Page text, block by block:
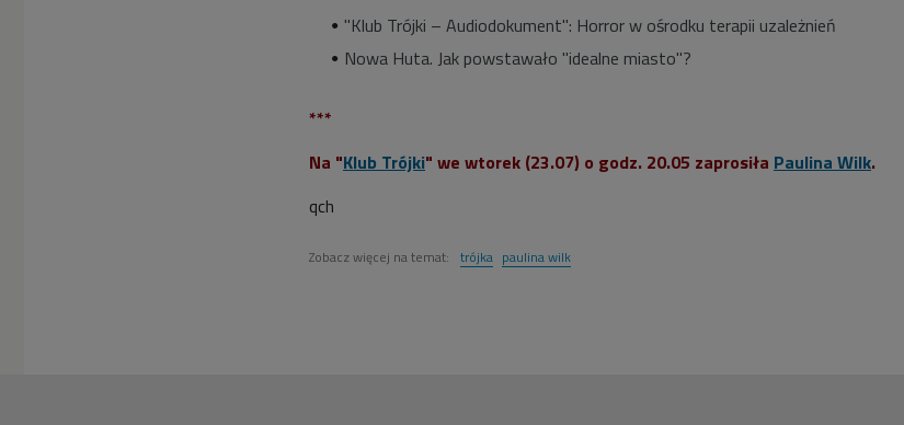
"Klub Trójki – Audiodokument": Horror w ośrodku terapii uzależnień
Nowa Huta. Jak powstawało "idealne miasto"?
***
Na "Klub Trójki" we wtorek (23.07) o godz. 20.05 zaprosiła Paulina Wilk.
qch
Zobacz więcej na temat: trójka paulina wilk